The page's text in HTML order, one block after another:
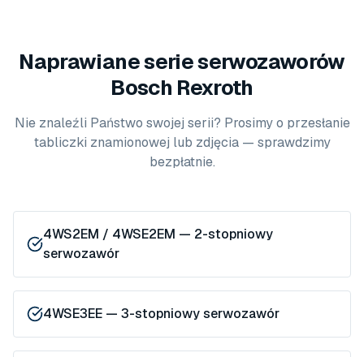
Naprawiane serie serwozaworów
Bosch Rexroth
Nie znaleźli Państwo swojej serii? Prosimy o przesłanie
tabliczki znamionowej lub zdjęcia — sprawdzimy
bezpłatnie.
4WS2EM / 4WSE2EM — 2-stopniowy
serwozawór
4WSE3EE — 3-stopniowy serwozawór